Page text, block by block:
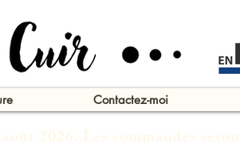
Contactez-moi
2026. Les commandes